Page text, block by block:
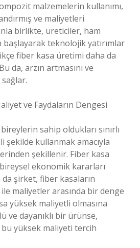
malzemelerin kullanımı,
ve maliyetleri
birlikte, üreticiler, ham
teknolojik yatırımlar
fiber kasa üretimi daha da
da, arzın artmasını ve
ve Faydaların Dengesi
sahip oldukları sınırlı
şekilde kullanmak amacıyla
şekillenir. Fiber kasa
ekonomik kararları
şirket, fiber kasaların
maliyetler arasında bir denge
yüksek maliyetli olmasına
ve dayanıklı bir ürünse,
yüksek maliyeti tercih